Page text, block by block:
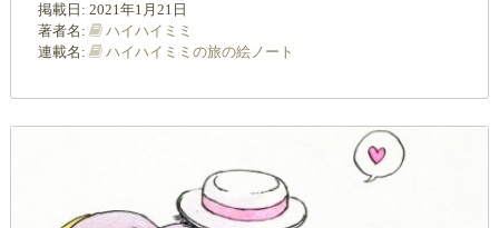
掲載日: 2021年1月21日
著者名:
ハイハイミミ
連載名:
ハイハイミミの旅の絵ノート